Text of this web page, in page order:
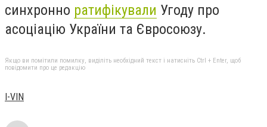
синхронно ратифікували Угоду про
асоціацію України та Євросоюзу.
Якщо ви помітили помилку, виділіть необхідний текст і натисніть Ctrl + Enter, щоб
повідомити про це редакцію
I-VIN